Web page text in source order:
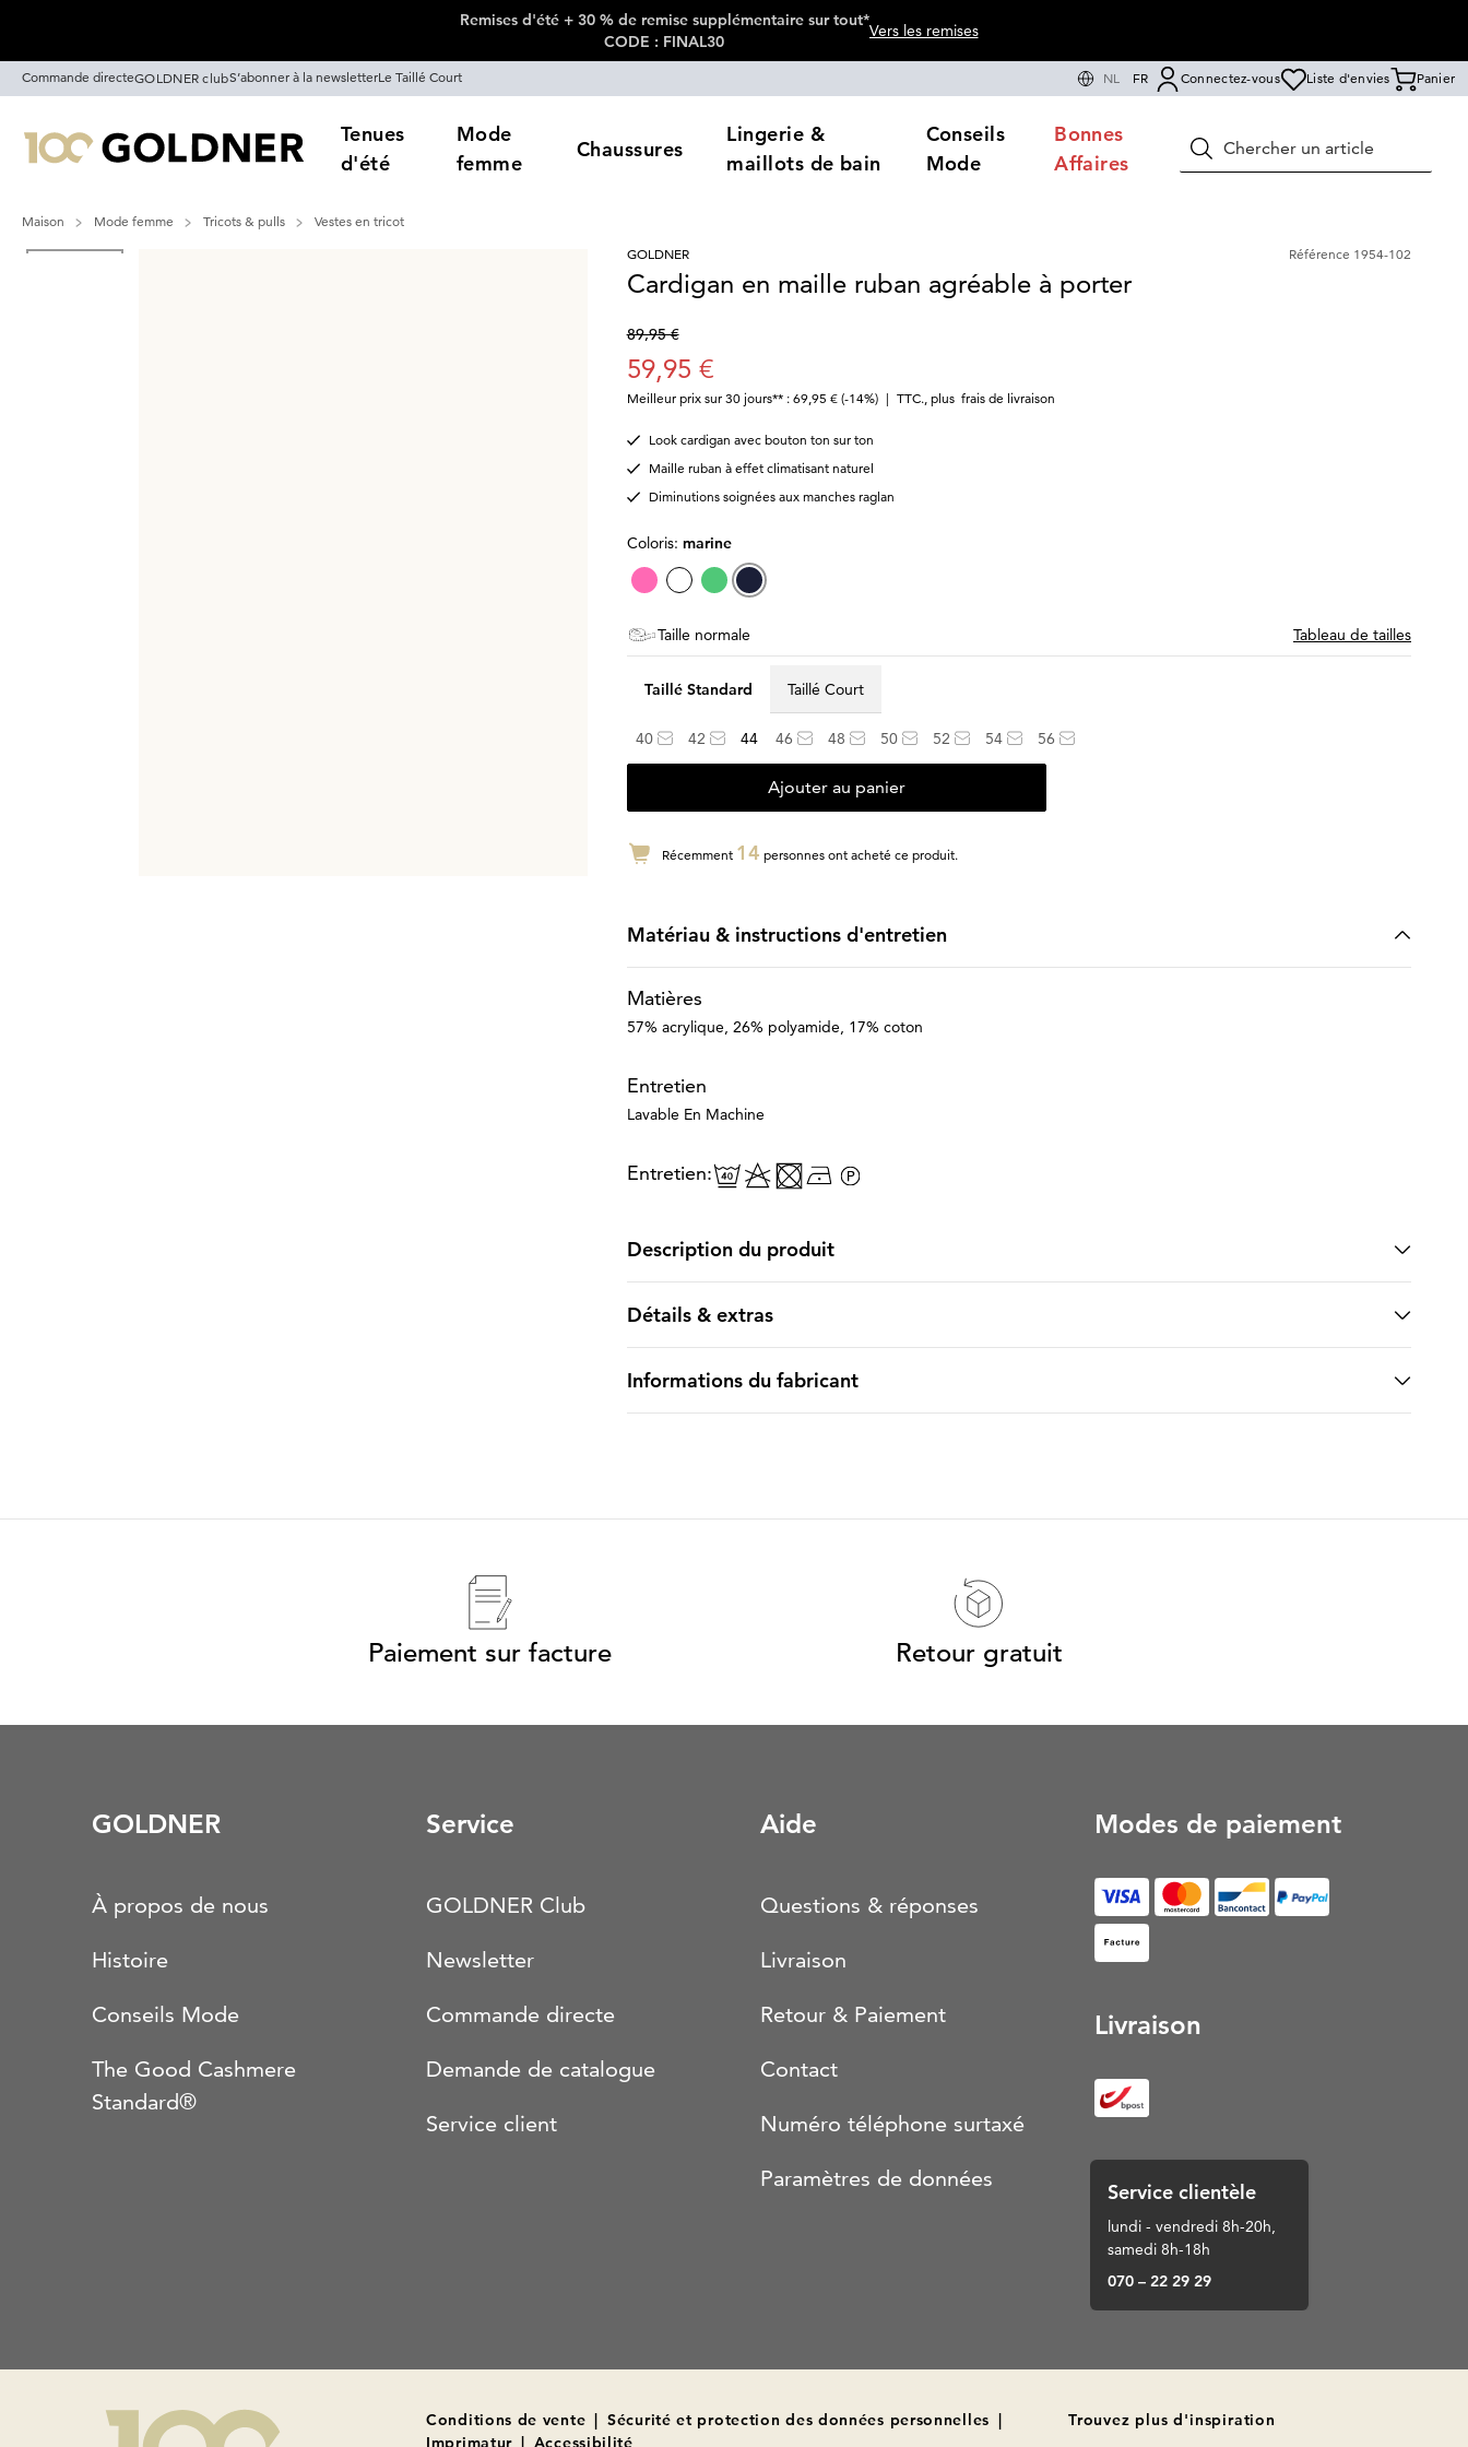
Remises d'été + 30 % de remise supplémentaire sur tout*
CODE : FINAL30
Vers les remises
Commande directeGOLDNER clubS’abonner à la newsletterLe Taillé Court NL FR Connectez-vous Liste d'envies Panier
Tenues
d'été
Mode
femme
Chaussures
Lingerie &
maillots de bain
Conseils
Mode
Bonnes
Affaires
Rechercher
Maison Mode femme Tricots & pulls
Vestes en tricot
GOLDNER
Référence 1954-102
Cardigan en maille ruban agréable à porter
89,95 €
59,95 €
Meilleur prix sur 30 jours** : 69,95 € (-14%) | TTC., plus frais de livraison
Look cardigan avec bouton ton sur ton
Maille ruban à effet climatisant naturel
Diminutions soignées aux manches raglan
Coloris: marine
Taille normale Tableau de tailles
Taillé Standard Taillé Court
40 42 44 46 48 50 52 54 56
Ajouter au panier
Récemment 14 personnes ont acheté ce produit.
Matériau & instructions d'entretien
Matières
57% acrylique, 26% polyamide, 17% coton
Entretien
Lavable En Machine
Entretien:
Description du produit
Détails & extras
Informations du fabricant
Paiement sur facture Retour gratuit
GOLDNER
À propos de nous
Histoire
Conseils Mode
The Good Cashmere
Standard®
Service
GOLDNER Club
Newsletter
Commande directe
Demande de catalogue
Service client
Aide
Questions & réponses
Livraison
Retour & Paiement
Contact
Numéro téléphone surtaxé
Paramètres de données
Modes de paiement
Facture (S’ouvre dans un nouvel onglet)
Livraison
Service clientèle
lundi - vendredi 8h-20h,
samedi 8h-18h
070 – 22 29 29
Conditions de vente | Sécurité et protection des données personnelles |
Imprimatur | Accessibilité
Trouvez plus d'inspiration